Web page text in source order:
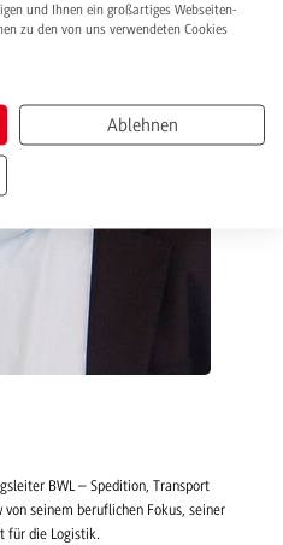
BWL – Spedition, Transport
seinem beruflichen Fokus, seiner
für die Logistik.
und Ihnen ein großartiges Webseiten-
zu den von uns verwendeten Cookies
Ablehnen